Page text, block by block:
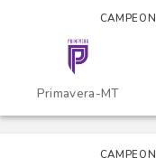
Primavera-MT